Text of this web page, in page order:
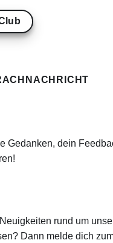
Gedanken, dein
rund um
Dann melde dich